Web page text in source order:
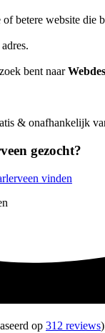
betere website die
bent naar
& onafhankelijk
gezocht?
vinden
op 312 reviews)